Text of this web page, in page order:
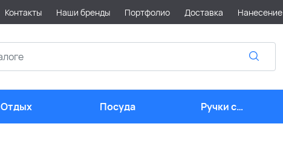
Контакты Наши бренды Портфолио Доставка Нанесение
Отдых Посуда
Ручки с
логотипом